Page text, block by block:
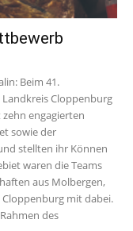
Beim 41.
Cloppenburg
engagierten
sowie der
stellten ihr Können
waren die Teams
aus Molbergen,
mit dabei.
des